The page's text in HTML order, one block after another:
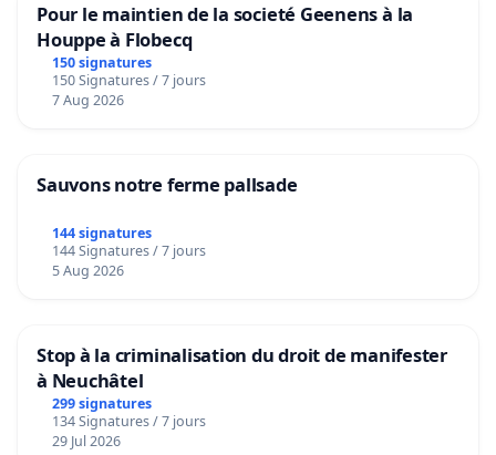
Pour le maintien de la societé Geenens à la
Houppe à Flobecq
150 signatures
150 Signatures / 7 jours
7 Aug 2026
Sauvons notre ferme pallsade
144 signatures
144 Signatures / 7 jours
5 Aug 2026
Stop à la criminalisation du droit de manifester
à Neuchâtel
299 signatures
134 Signatures / 7 jours
29 Jul 2026